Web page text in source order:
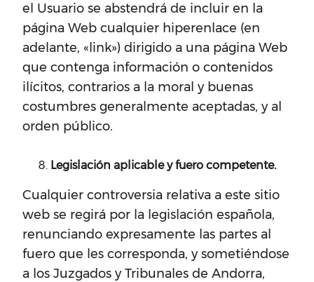
el Usuario se abstendrá de incluir en la
página Web cualquier hiperenlace (en
adelante, «link») dirigido a una página Web
que contenga información o contenidos
ilícitos, contrarios a la moral y buenas
costumbres generalmente aceptadas, y al
orden público.
Legislación aplicable y fuero competente.
Cualquier controversia relativa a este sitio
web se regirá por la legislación española,
renunciando expresamente las partes al
fuero que les corresponda, y sometiéndose
a los Juzgados y Tribunales de Andorra,